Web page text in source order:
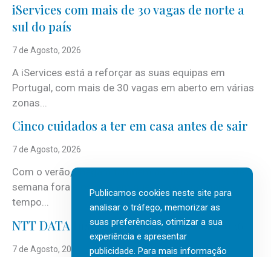
iServices com mais de 30 vagas de norte a
sul do país
7 de Agosto, 2026
A iServices está a reforçar as suas equipas em
Portugal, com mais de 30 vagas em aberto em várias
zonas...
Cinco cuidados a ter em casa antes de sair
7 de Agosto, 2026
Com o verão, chegam também as férias, os fins-de-
semana fora e os dias em que a casa fica mais
tempo...
NTT DATA Insurtech Global Outlook 2026
7 de Agosto, 2026
Publicamos cookies neste site para
analisar o tráfego, memorizar as
suas preferências, otimizar a sua
experiência e apresentar
publicidade. Para mais informação